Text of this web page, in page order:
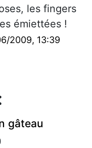
les fingers
émiettées !
2009, 13:39
gâteau